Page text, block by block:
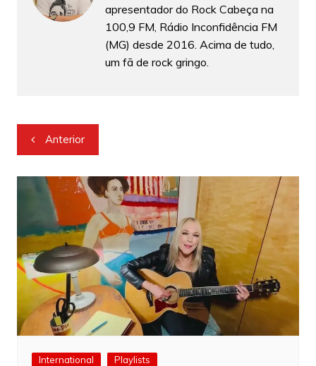
apresentador do Rock Cabeça na
100,9 FM, Rádio Inconfidência FM
(MG) desde 2016. Acima de tudo,
um fã de rock gringo.
Navegação
de
Post
Anterior
International Playlists